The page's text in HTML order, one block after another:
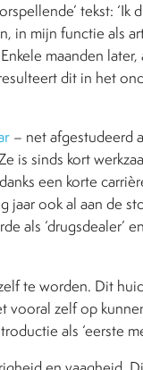
tekst:
in mijn functie als
maanden
dit in het
– net afgestudeerd
is sinds kort
een korte
jaar ook al aan de
als ‘drugsdealer’
te worden. Dit
vooral zelf op
als ‘eerste